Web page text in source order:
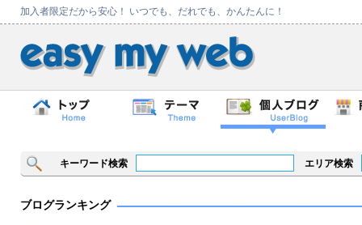
加入者限定だから安心！ いつでも、だれでも、かんたんに！
キーワード検索 エリア検索
ブログランキング